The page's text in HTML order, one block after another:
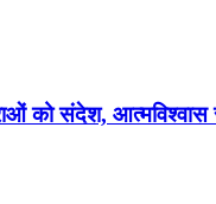
को संदेश,